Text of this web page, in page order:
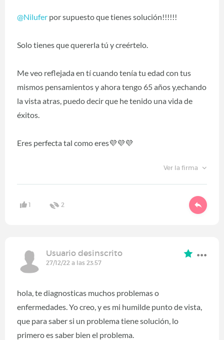
@Nilufer por supuesto que tienes solución!!!!!!
Solo tienes que quererla tú y creértelo.
Me veo reflejada en tí cuando tenía tu edad con tus
mismos pensamientos y ahora tengo 65 años y,echando
la vista atras, puedo decir que he tenido una vida de
éxitos.
Eres perfecta tal como eres💜💜💜
Ver la firma
1 2
Usuario desinscrito
27/12/22 a las 23:57
hola, te diagnosticas muchos problemas o
enfermedades. Yo creo, y es mi humilde punto de vista,
que para saber si un problema tiene solución, lo
primero es saber bien el problema.